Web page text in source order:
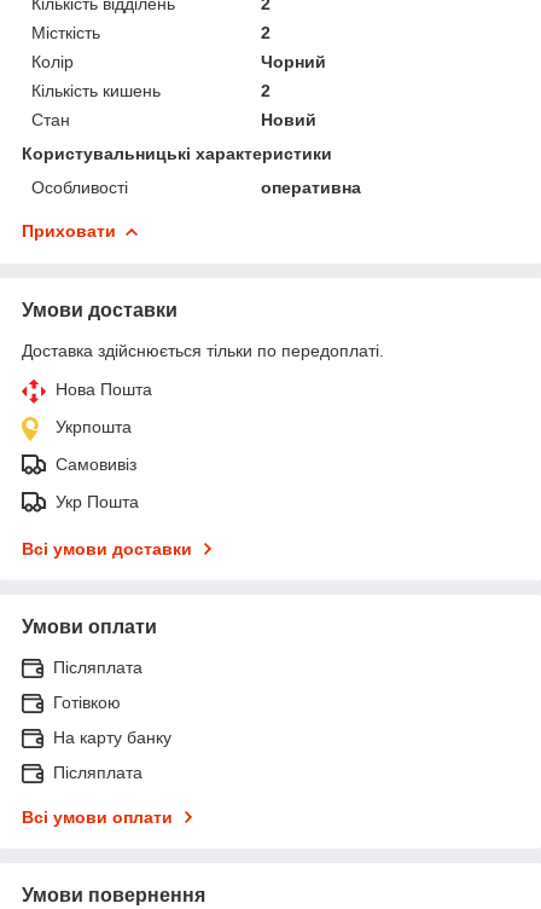
Місткість
2
Колір
Чорний
Кількість кишень
2
Стан
Новий
Користувальницькі характеристики
Особливості
оперативна
Приховати
Умови доставки
Доставка здійснюється тільки по передоплаті.
Нова Пошта
Укрпошта
Самовивіз
Укр Пошта
Всі умови доставки
Умови оплати
Післяплата
Готівкою
На карту банку
Післяплата
Всі умови оплати
Умови повернення